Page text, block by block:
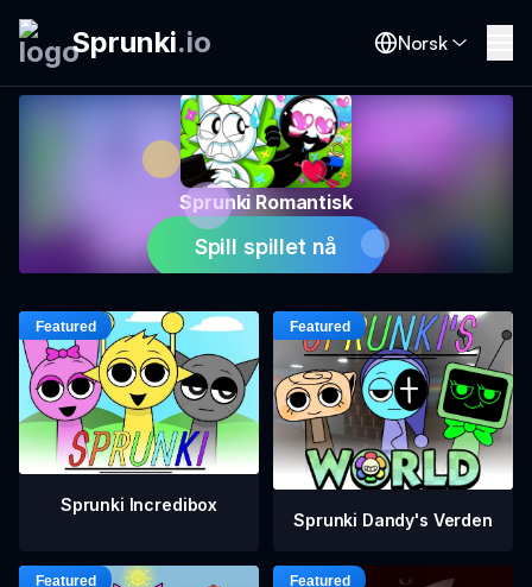
Sprunki.io Norsk
Sprunki Romantisk
Spill spillet nå
Sprunki Incredibox
Sprunki Dandy's Verden